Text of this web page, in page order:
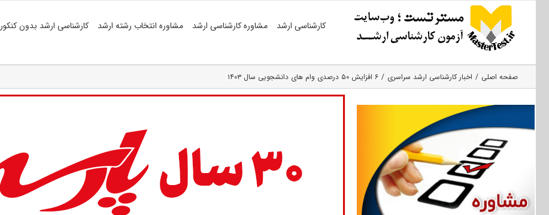
کارشناسی ارشد مشاوره کارشناسی ارشد مشاوره انتخاب رشته ارشد کارشناسی ارشد بدون کنکور
صفحه اصلی اخبار کارشناسی ارشد سراسری ۶ افزایش ۵۰ درصدی وام های دانشجویی سال ۱۴۰۳